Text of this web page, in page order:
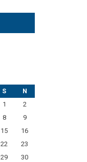
S
N
1
2
8
9
15
16
22
23
29
30